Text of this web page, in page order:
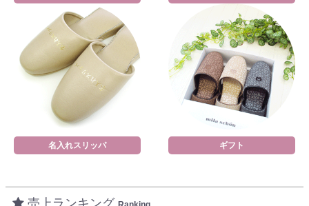
名入れスリッパ ギフト
売上ランキング